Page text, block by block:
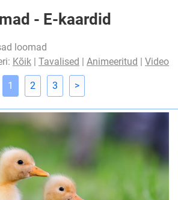
- E-kaardid
loomad
Kõik | Tavalised | Animeeritud | Video
1 2 3 >